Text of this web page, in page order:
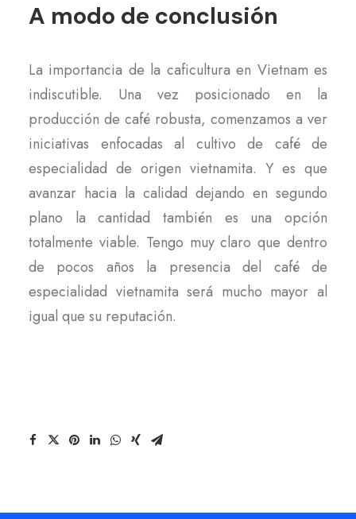
A modo de conclusión
La importancia de la caficultura en Vietnam es
indiscutible. Una vez posicionado en la
producción de café robusta, comenzamos a ver
iniciativas enfocadas al cultivo de café de
especialidad de origen vietnamita. Y es que
avanzar hacia la calidad dejando en segundo
plano la cantidad también es una opción
totalmente viable. Tengo muy claro que dentro
de pocos años la presencia del café de
especialidad vietnamita será mucho mayor al
igual que su reputación.